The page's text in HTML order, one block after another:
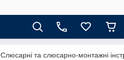
Слюсарні та слюсарно-монтажні